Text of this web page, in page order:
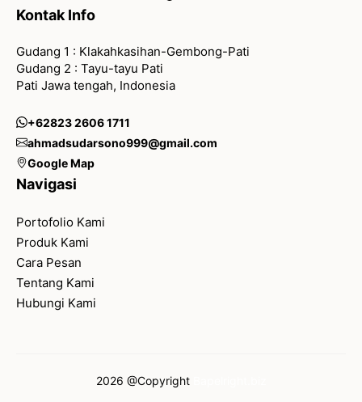
Kontak Info
Gudang 1 : Klakahkasihan-Gembong-Pati
Gudang 2 : Tayu-tayu Pati
Pati Jawa tengah, Indonesia
+62823 2606 1711
ahmadsudarsono999@gmail.com
Google Map
Navigasi
Portofolio Kami
Produk Kami
Cara Pesan
Tentang Kami
Hubungi Kami
2026 @Copyright